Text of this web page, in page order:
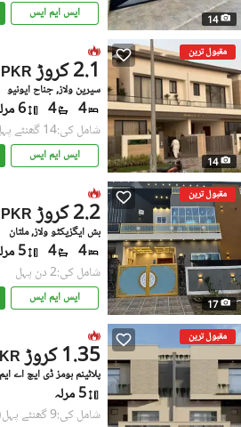
14 ایس ایم ایس
مقبول ترین
14
PKR 2.1 کروڑ
سیرین ولاز, جناح ایونیو
4
4 6 مرلہ
شامل کی:14 گھنٹے پہل
ایس ایم ایس
مقبول ترین
17
PKR 2.2 کروڑ
بش ایگزیکٹو ولاز, ملتان
4
4 5 مرلہ
شامل کی:2 دن پہل
ایس ایم ایس
مقبول ترین
1.35 کروڑ
پلاٹینم ہومز ڈی ایچ اے
5 مرلہ
شامل کی:9 گھنٹے پہل